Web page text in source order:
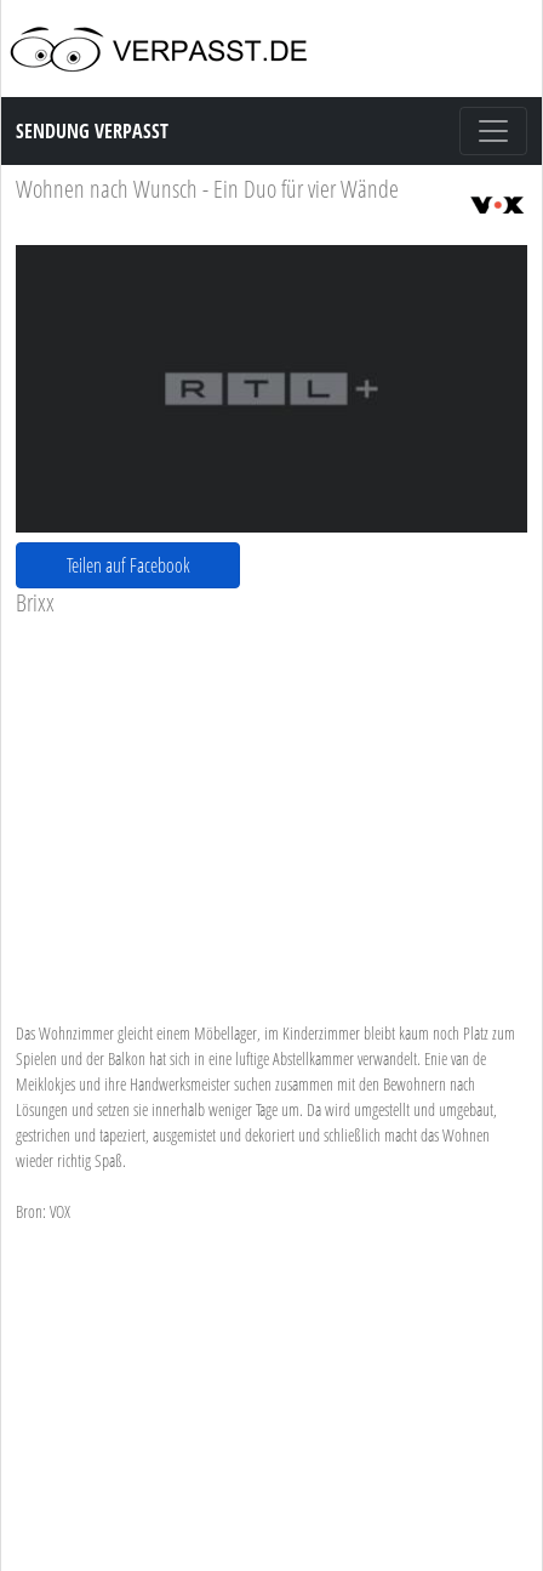
Sendung Verpasst
SENDUNG VERPASST
Wohnen nach Wunsch - Ein Duo für vier Wände
Teilen auf Facebook
Brixx
Das Wohnzimmer gleicht einem Möbellager, im Kinderzimmer bleibt kaum noch Platz zum
Spielen und der Balkon hat sich in eine luftige Abstellkammer verwandelt. Enie van de
Meiklokjes und ihre Handwerksmeister suchen zusammen mit den Bewohnern nach
Lösungen und setzen sie innerhalb weniger Tage um. Da wird umgestellt und umgebaut,
gestrichen und tapeziert, ausgemistet und dekoriert und schließlich macht das Wohnen
wieder richtig Spaß.
Bron: VOX